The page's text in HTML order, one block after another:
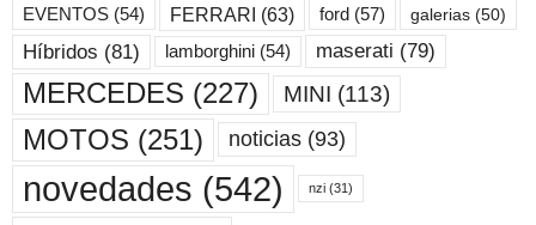
EVENTOS (54) FERRARI (63) ford (57) galerias (50)
Híbridos (81) lamborghini (54) maserati (79)
MERCEDES (227) MINI (113)
MOTOS (251) noticias (93)
novedades (542) nzi (31)